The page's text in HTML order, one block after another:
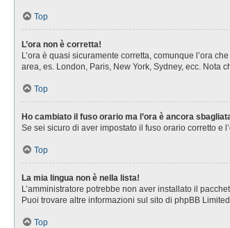
Top
L’ora non è corretta!
L’ora è quasi sicuramente corretta, comunque l’ora
area, es. London, Paris, New York, Sydney, ecc. Nota
Top
Ho cambiato il fuso orario ma l’ora è ancora
Se sei sicuro di aver impostato il fuso orario corretto e
Top
La mia lingua non è nella lista!
L’amministratore potrebbe non aver installato il
Puoi trovare altre informazioni sul sito di phpBB
Top